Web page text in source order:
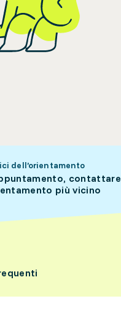
dell’orientamento
contattare
più vicino